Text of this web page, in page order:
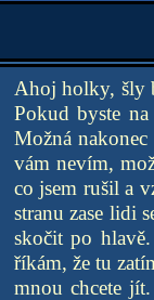
Ahoj holky, šly
Pokud byste
Možná
vám nevím,
co jsem rušil a
stranu zase lidi
skočit po
říkám, že tu
mnou chcete